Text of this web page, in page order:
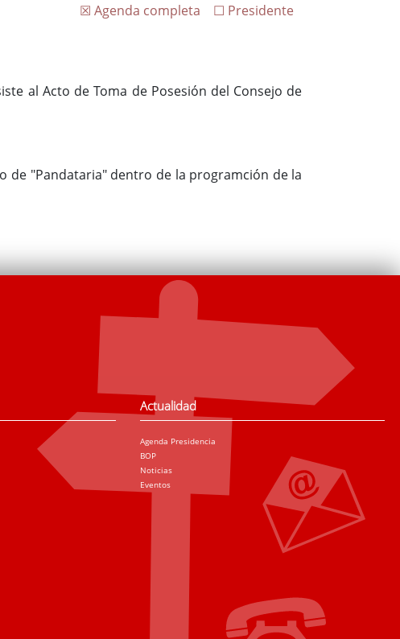
☐ Presidente
☒ Agenda completa
al Acto de Toma de Posesión del Consejo de
de "Pandataria" dentro de la programción de la
Actualidad
Agenda Presidencia
BOP
Noticias
Eventos